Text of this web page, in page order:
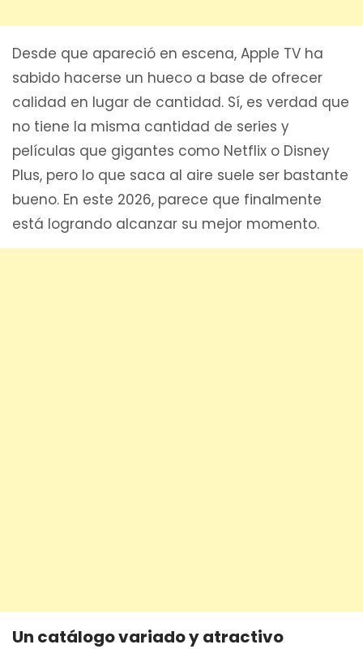
Desde que apareció en escena, Apple TV ha
sabido hacerse un hueco a base de ofrecer
calidad en lugar de cantidad. Sí, es verdad que
no tiene la misma cantidad de series y
películas que gigantes como Netflix o Disney
Plus, pero lo que saca al aire suele ser bastante
bueno. En este 2026, parece que finalmente
está logrando alcanzar su mejor momento.
Un catálogo variado y atractivo